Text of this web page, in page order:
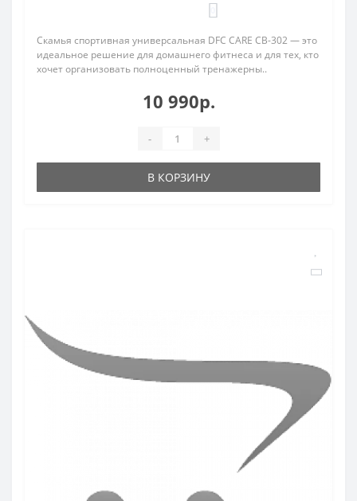
Скамья спортивная универсальная DFC CARE CB-302 — это
идеальное решение для домашнего фитнеса и для тех, кто
хочет организовать полноценный тренажерны..
10 990р.
- +
В КОРЗИНУ